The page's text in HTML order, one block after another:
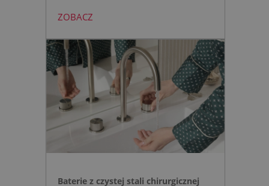
montażu stelaża podtynkowego.
Zyskujesz do 20 cm przestrzeni w
łazience i o 15% cichsze
spłukiwanie dzięki technologii
opartej na efekcie Venturiego.
Idealne rozwiązanie do szybkich
remontów bez kucia ścian.
ZOBACZ
Baterie z czystej stali chirurgicznej